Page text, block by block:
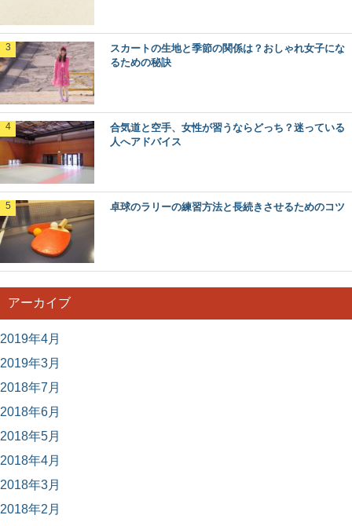
スカートの生地と季節の関係は？おしゃれ女子にな
るための秘訣
合気道と空手、女性が習うならどっち？迷っている
人へアドバイス
卓球のラリーの練習方法と長続きさせるためのコツ
アーカイブ
2019年4月
2019年3月
2018年7月
2018年6月
2018年5月
2018年4月
2018年3月
2018年2月